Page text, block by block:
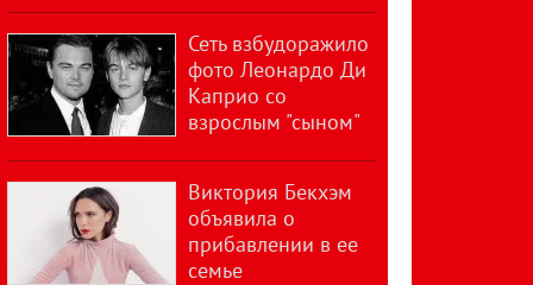
Сеть взбудоражило
фото Леонардо Ди
Каприо со
взрослым "сыном"
Виктория Бекхэм
объявила о
прибавлении в ее
семье